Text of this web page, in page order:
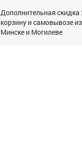
Дополнительная скидка
корзину и самовывозе
Минске и Могилеве